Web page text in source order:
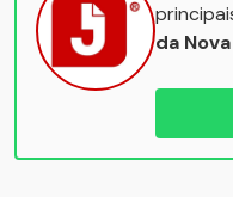
da Nova